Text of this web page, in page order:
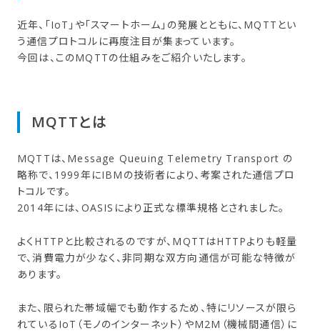
近年、「IoT」や「スマートホーム」の発展とともに、MQTTとい
う通信プロトコルに再度注目が集まっています。
今回は、このMQTTの仕組みをご紹介いたします。
MQTTとは
MQTTは、Message Queuing Telemetry Transport の
略称で、1999年にIBMの技術者により、考案された通信プロ
トコルです。
2014年には、OASISにより正式な標準規格とされました。
よくHTTPと比較されるのですが、MQTTはHTTPよりも軽量
で、消費電力が少なく、非同期な双方向通信が可能な特徴が
あります。
また、限られた帯域幅でも動作するため、特にリソースが限ら
れているIoT（モノのインターネット）やM2M（機械間通信）に